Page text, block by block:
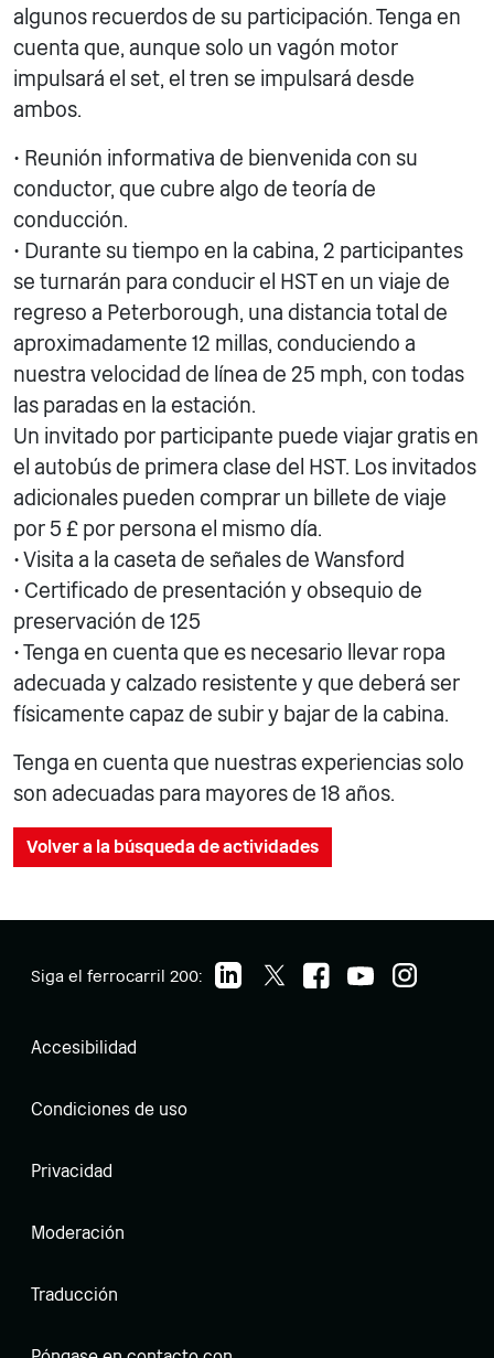
algunos recuerdos de su participación. Tenga en
cuenta que, aunque solo un vagón motor
impulsará el set, el tren se impulsará desde
ambos.
• Reunión informativa de bienvenida con su
conductor, que cubre algo de teoría de
conducción.
• Durante su tiempo en la cabina, 2 participantes
se turnarán para conducir el HST en un viaje de
regreso a Peterborough, una distancia total de
aproximadamente 12 millas, conduciendo a
nuestra velocidad de línea de 25 mph, con todas
las paradas en la estación.
Un invitado por participante puede viajar gratis en
el autobús de primera clase del HST. Los invitados
adicionales pueden comprar un billete de viaje
por 5 £ por persona el mismo día.
• Visita a la caseta de señales de Wansford
• Certificado de presentación y obsequio de
preservación de 125
• Tenga en cuenta que es necesario llevar ropa
adecuada y calzado resistente y que deberá ser
físicamente capaz de subir y bajar de la cabina.
Tenga en cuenta que nuestras experiencias solo
son adecuadas para mayores de 18 años.
Volver a la búsqueda de actividades
Siga el ferrocarril 200:
Accesibilidad
Condiciones de uso
Privacidad
Moderación
Traducción